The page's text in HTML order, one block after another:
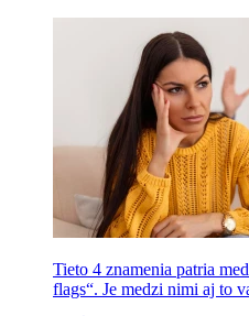
Tieto 4 znamenia patria
flags“. Je medzi nimi aj to